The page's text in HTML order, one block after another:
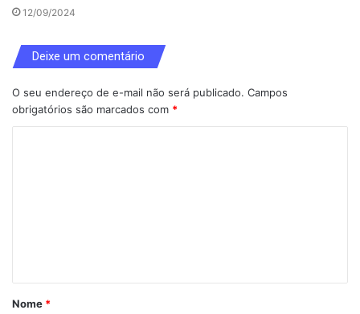
12/09/2024
Deixe um comentário
O seu endereço de e-mail não será publicado. Campos
obrigatórios são marcados com *
á
r
Nome *